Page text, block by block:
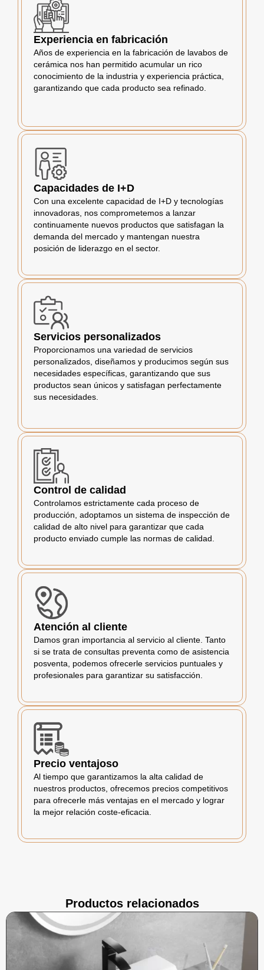
Experiencia en fabricación
Años de experiencia en la fabricación de lavabos de
cerámica nos han permitido acumular un rico
conocimiento de la industria y experiencia práctica,
garantizando que cada producto sea refinado.
Capacidades de I+D
Con una excelente capacidad de I+D y tecnologías
innovadoras, nos comprometemos a lanzar
continuamente nuevos productos que satisfagan la
demanda del mercado y mantengan nuestra
posición de liderazgo en el sector.
Servicios personalizados
Proporcionamos una variedad de servicios
personalizados, diseñamos y producimos según sus
necesidades específicas, garantizando que sus
productos sean únicos y satisfagan perfectamente
sus necesidades.
Control de calidad
Controlamos estrictamente cada proceso de
producción, adoptamos un sistema de inspección de
calidad de alto nivel para garantizar que cada
producto enviado cumple las normas de calidad.
Atención al cliente
Damos gran importancia al servicio al cliente. Tanto
si se trata de consultas preventa como de asistencia
posventa, podemos ofrecerle servicios puntuales y
profesionales para garantizar su satisfacción.
Precio ventajoso
Al tiempo que garantizamos la alta calidad de
nuestros productos, ofrecemos precios competitivos
para ofrecerle más ventajas en el mercado y lograr
la mejor relación coste-eficacia.
Productos relacionados